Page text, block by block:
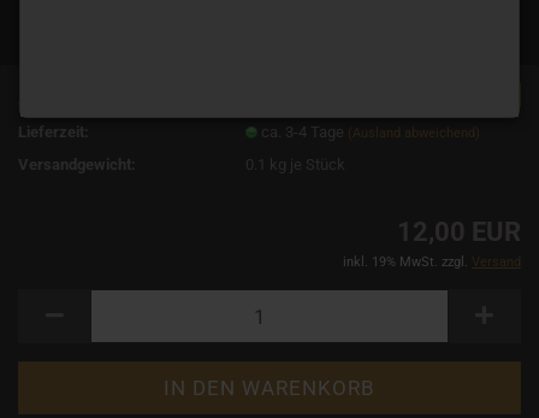
Lieferzeit:
ca. 3-4 Tage (Ausland abweichend)
Versandgewicht: 0.1 kg je Stück
12,00 EUR
inkl. 19% MwSt. zzgl. Versand